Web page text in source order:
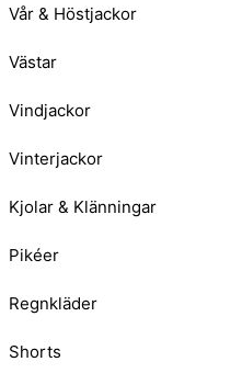
Vår & Höstjackor
Västar
Vindjackor
Vinterjackor
Kjolar & Klänningar
Pikéer
Regnkläder
Shorts